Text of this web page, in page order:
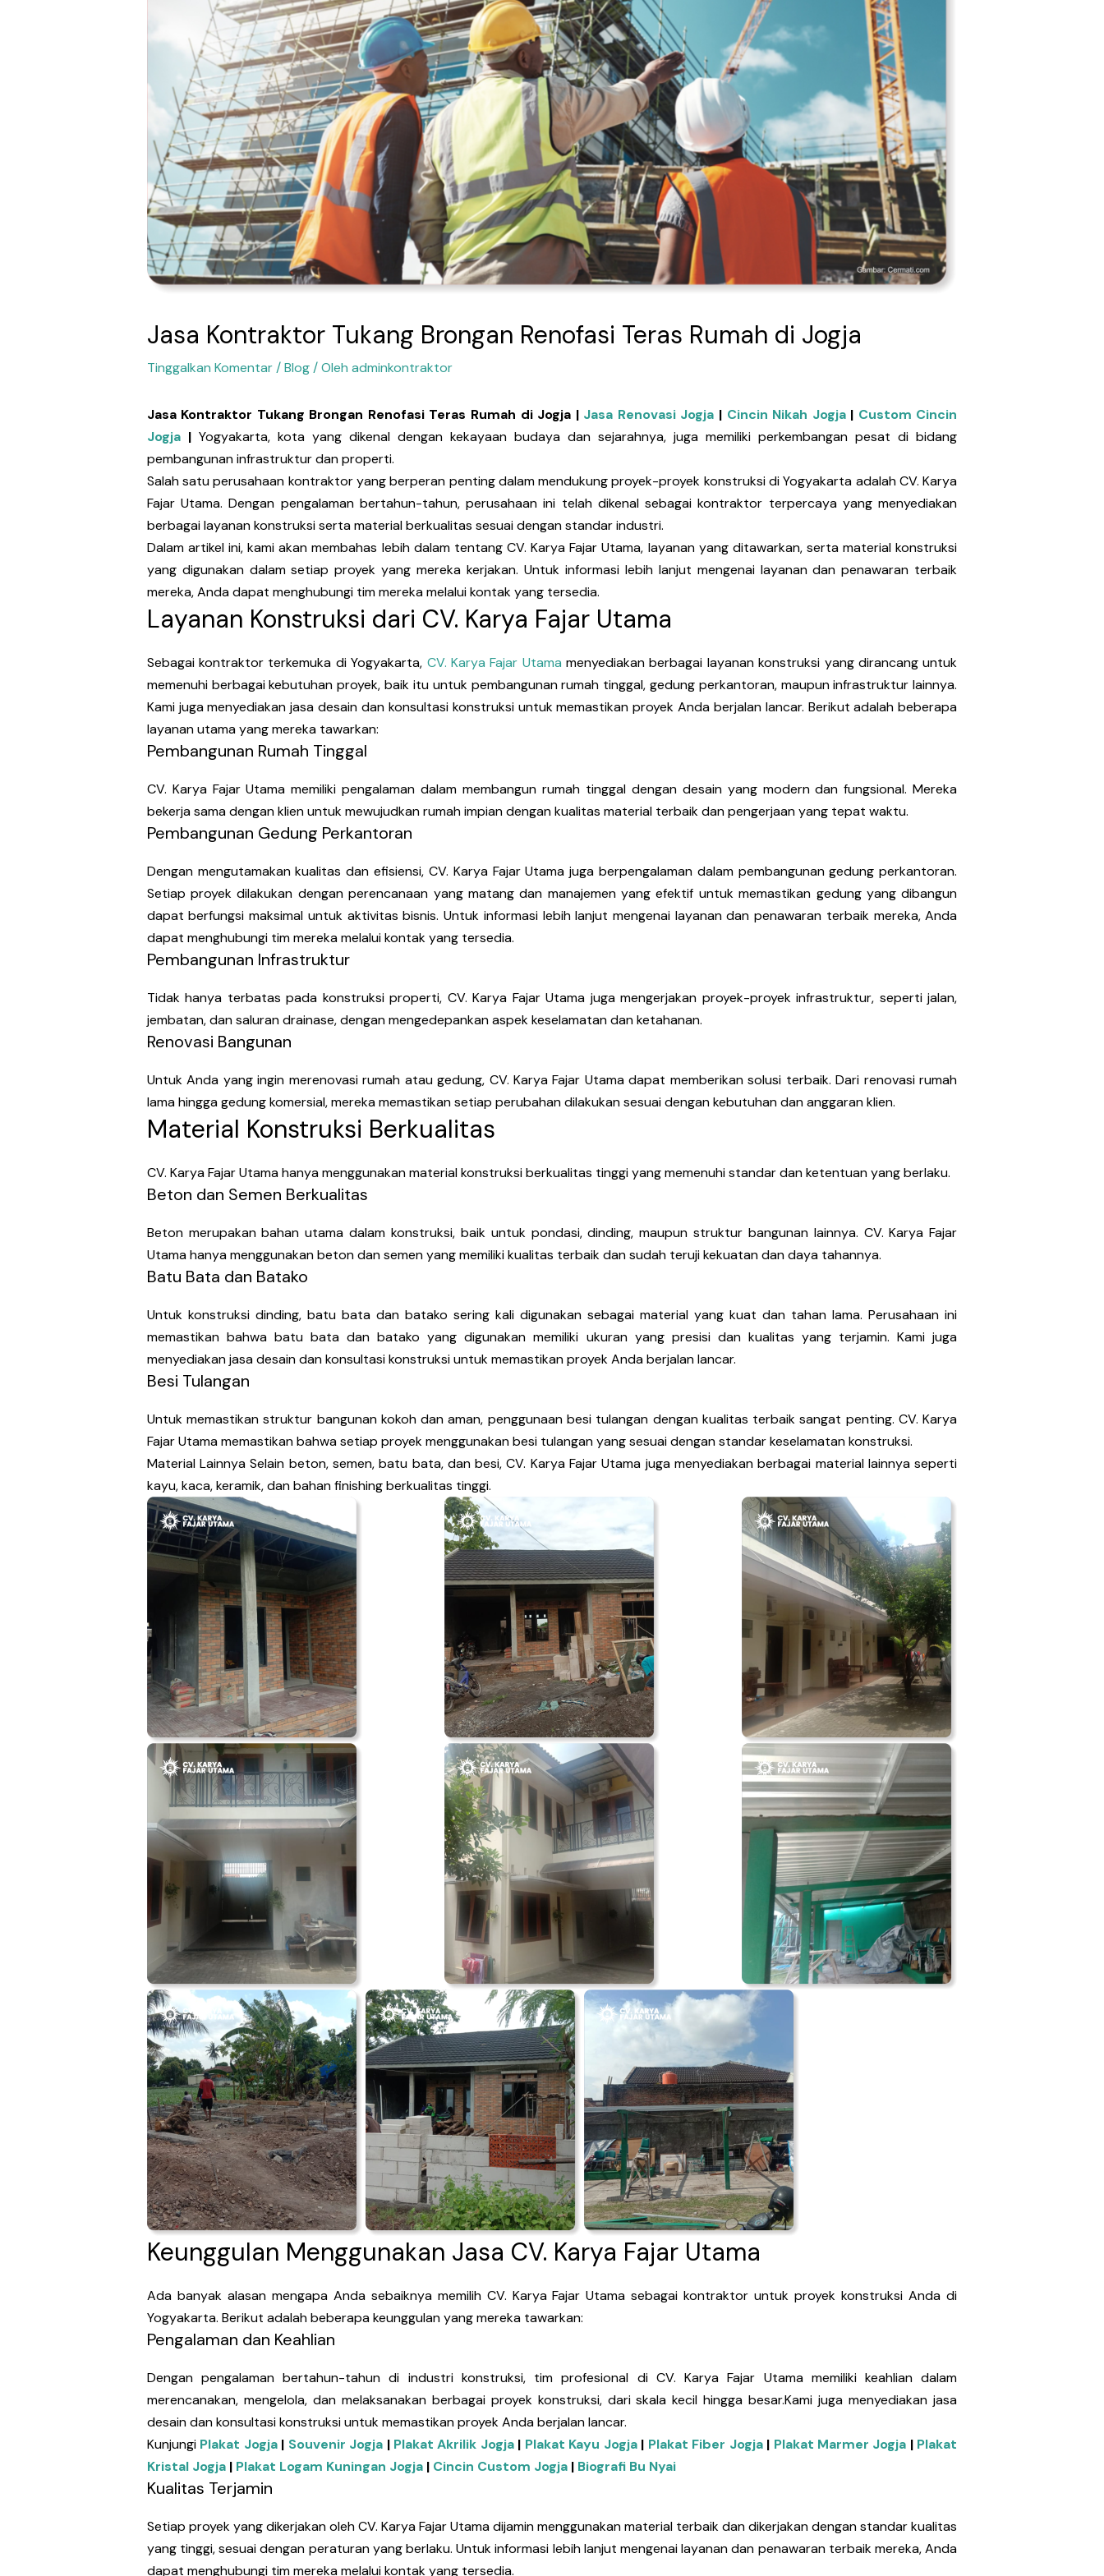
Jasa Kontraktor Tukang Brongan Renofasi Teras Rumah di Jogja
Tinggalkan Komentar /Blog/ Oleh adminkontraktor
Jasa Kontraktor Tukang Brongan Renofasi Teras Rumah di Jogja | Jasa Renovasi Jogja | Cincin Nikah Jogja| Custom Cincin
Jogja| Yogyakarta, kota yang dikenal dengan kekayaan budaya dan sejarahnya, juga memiliki perkembangan pesat di bidang
pembangunan infrastruktur dan properti.
Salah satu perusahaan kontraktor yang berperan penting dalam mendukung proyek-proyek konstruksi di Yogyakarta adalah CV. Karya
Fajar Utama. Dengan pengalaman bertahun-tahun, perusahaan ini telah dikenal sebagai kontraktor terpercaya yang menyediakan
berbagai layanan konstruksi serta material berkualitas sesuai dengan standar industri.
Dalam artikel ini, kami akan membahas lebih dalam tentang CV. Karya Fajar Utama, layanan yang ditawarkan, serta material konstruksi
yang digunakan dalam setiap proyek yang mereka kerjakan. Untuk informasi lebih lanjut mengenai layanan dan penawaran terbaik
mereka, Anda dapat menghubungi tim mereka melalui kontak yang tersedia.
Layanan Konstruksi dari CV. Karya Fajar Utama
Sebagai kontraktor terkemuka di Yogyakarta, CV. Karya Fajar Utama menyediakan berbagai layanan konstruksi yang dirancang untuk
memenuhi berbagai kebutuhan proyek, baik itu untuk pembangunan rumah tinggal, gedung perkantoran, maupun infrastruktur lainnya.
Kami juga menyediakan jasa desain dan konsultasi konstruksi untuk memastikan proyek Anda berjalan lancar. Berikut adalah beberapa
layanan utama yang mereka tawarkan:
Pembangunan Rumah Tinggal
CV. Karya Fajar Utama memiliki pengalaman dalam membangun rumah tinggal dengan desain yang modern dan fungsional. Mereka
bekerja sama dengan klien untuk mewujudkan rumah impian dengan kualitas material terbaik dan pengerjaan yang tepat waktu.
Pembangunan Gedung Perkantoran
Dengan mengutamakan kualitas dan efisiensi, CV. Karya Fajar Utama juga berpengalaman dalam pembangunan gedung perkantoran.
Setiap proyek dilakukan dengan perencanaan yang matang dan manajemen yang efektif untuk memastikan gedung yang dibangun
dapat berfungsi maksimal untuk aktivitas bisnis. Untuk informasi lebih lanjut mengenai layanan dan penawaran terbaik mereka, Anda
dapat menghubungi tim mereka melalui kontak yang tersedia.
Pembangunan Infrastruktur
Tidak hanya terbatas pada konstruksi properti, CV. Karya Fajar Utama juga mengerjakan proyek-proyek infrastruktur, seperti jalan,
jembatan, dan saluran drainase, dengan mengedepankan aspek keselamatan dan ketahanan.
Renovasi Bangunan
Untuk Anda yang ingin merenovasi rumah atau gedung, CV. Karya Fajar Utama dapat memberikan solusi terbaik. Dari renovasi rumah
lama hingga gedung komersial, mereka memastikan setiap perubahan dilakukan sesuai dengan kebutuhan dan anggaran klien.
Material Konstruksi Berkualitas
CV. Karya Fajar Utama hanya menggunakan material konstruksi berkualitas tinggi yang memenuhi standar dan ketentuan yang berlaku.
Beton dan Semen Berkualitas
Beton merupakan bahan utama dalam konstruksi, baik untuk pondasi, dinding, maupun struktur bangunan lainnya. CV. Karya Fajar
Utama hanya menggunakan beton dan semen yang memiliki kualitas terbaik dan sudah teruji kekuatan dan daya tahannya.
Batu Bata dan Batako
Untuk konstruksi dinding, batu bata dan batako sering kali digunakan sebagai material yang kuat dan tahan lama. Perusahaan ini
memastikan bahwa batu bata dan batako yang digunakan memiliki ukuran yang presisi dan kualitas yang terjamin. Kami juga
menyediakan jasa desain dan konsultasi konstruksi untuk memastikan proyek Anda berjalan lancar.
Besi Tulangan
Untuk memastikan struktur bangunan kokoh dan aman, penggunaan besi tulangan dengan kualitas terbaik sangat penting. CV. Karya
Fajar Utama memastikan bahwa setiap proyek menggunakan besi tulangan yang sesuai dengan standar keselamatan konstruksi.
Material Lainnya Selain beton, semen, batu bata, dan besi, CV. Karya Fajar Utama juga menyediakan berbagai material lainnya seperti
kayu, kaca, keramik, dan bahan finishing berkualitas tinggi.
Keunggulan Menggunakan Jasa CV. Karya Fajar Utama
Ada banyak alasan mengapa Anda sebaiknya memilih CV. Karya Fajar Utama sebagai kontraktor untuk proyek konstruksi Anda di
Yogyakarta. Berikut adalah beberapa keunggulan yang mereka tawarkan:
Pengalaman dan Keahlian
Dengan pengalaman bertahun-tahun di industri konstruksi, tim profesional di CV. Karya Fajar Utama memiliki keahlian dalam
merencanakan, mengelola, dan melaksanakan berbagai proyek konstruksi, dari skala kecil hingga besar.Kami juga menyediakan jasa
desain dan konsultasi konstruksi untuk memastikan proyek Anda berjalan lancar.
Kunjungi Plakat Jogja| Souvenir Jogja | Plakat Akrilik Jogja| Plakat Kayu Jogja| Plakat Fiber Jogja| Plakat Marmer Jogja | Plakat
Kristal Jogja| Plakat Logam Kuningan Jogja| Cincin Custom Jogja| Biografi Bu Nyai
Kualitas Terjamin
Setiap proyek yang dikerjakan oleh CV. Karya Fajar Utama dijamin menggunakan material terbaik dan dikerjakan dengan standar kualitas
yang tinggi, sesuai dengan peraturan yang berlaku. Untuk informasi lebih lanjut mengenai layanan dan penawaran terbaik mereka, Anda
dapat menghubungi tim mereka melalui kontak yang tersedia.